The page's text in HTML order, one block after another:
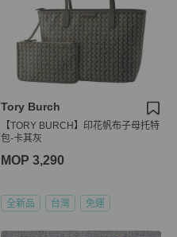
Tory Burch
【TORY BURCH】印花帆布子母托特
包-卡其灰
MOP 3,290
全新品 台灣 免運